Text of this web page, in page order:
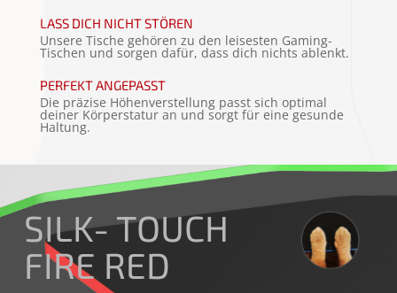
LASS DICH NICHT STÖREN
Unsere Tische gehören zu den leisesten Gaming-
Tischen und sorgen dafür, dass dich nichts ablenkt.
PERFEKT ANGEPASST
Die präzise Höhenverstellung passt sich optimal
deiner Körperstatur an und sorgt für eine gesunde
Haltung.
SILK-TOUCH
FIRE RED